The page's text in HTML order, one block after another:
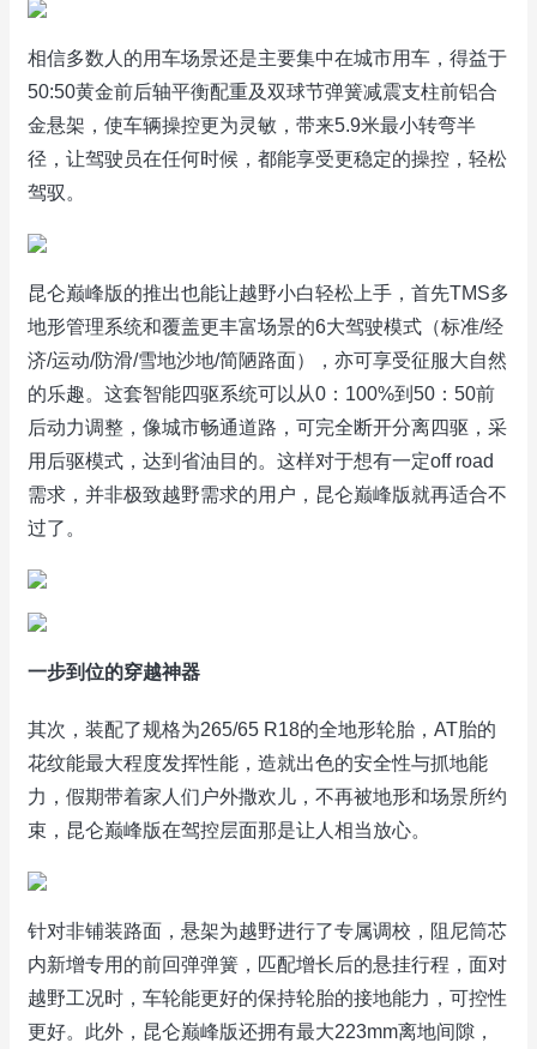
相信多数人的用车场景还是主要集中在城市用车，得益于
50:50黄金前后轴平衡配重及双球节弹簧减震支柱前铝合
金悬架，使车辆操控更为灵敏，带来5.9米最小转弯半
径，让驾驶员在任何时候，都能享受更稳定的操控，轻松
驾驭。
昆仑巅峰版的推出也能让越野小白轻松上手，首先TMS多
地形管理系统和覆盖更丰富场景的6大驾驶模式（标准/经
济/运动/防滑/雪地沙地/简陋路面），亦可享受征服大自然
的乐趣。这套智能四驱系统可以从0：100%到50：50前
后动力调整，像城市畅通道路，可完全断开分离四驱，采
用后驱模式，达到省油目的。这样对于想有一定off road
需求，并非极致越野需求的用户，昆仑巅峰版就再适合不
过了。
一步到位的穿越神器
其次，装配了规格为265/65 R18的全地形轮胎，AT胎的
花纹能最大程度发挥性能，造就出色的安全性与抓地能
力，假期带着家人们户外撒欢儿，不再被地形和场景所约
束，昆仑巅峰版在驾控层面那是让人相当放心。
针对非铺装路面，悬架为越野进行了专属调校，阻尼筒芯
内新增专用的前回弹弹簧，匹配增长后的悬挂行程，面对
越野工况时，车轮能更好的保持轮胎的接地能力，可控性
更好。此外，昆仑巅峰版还拥有最大223mm离地间隙，